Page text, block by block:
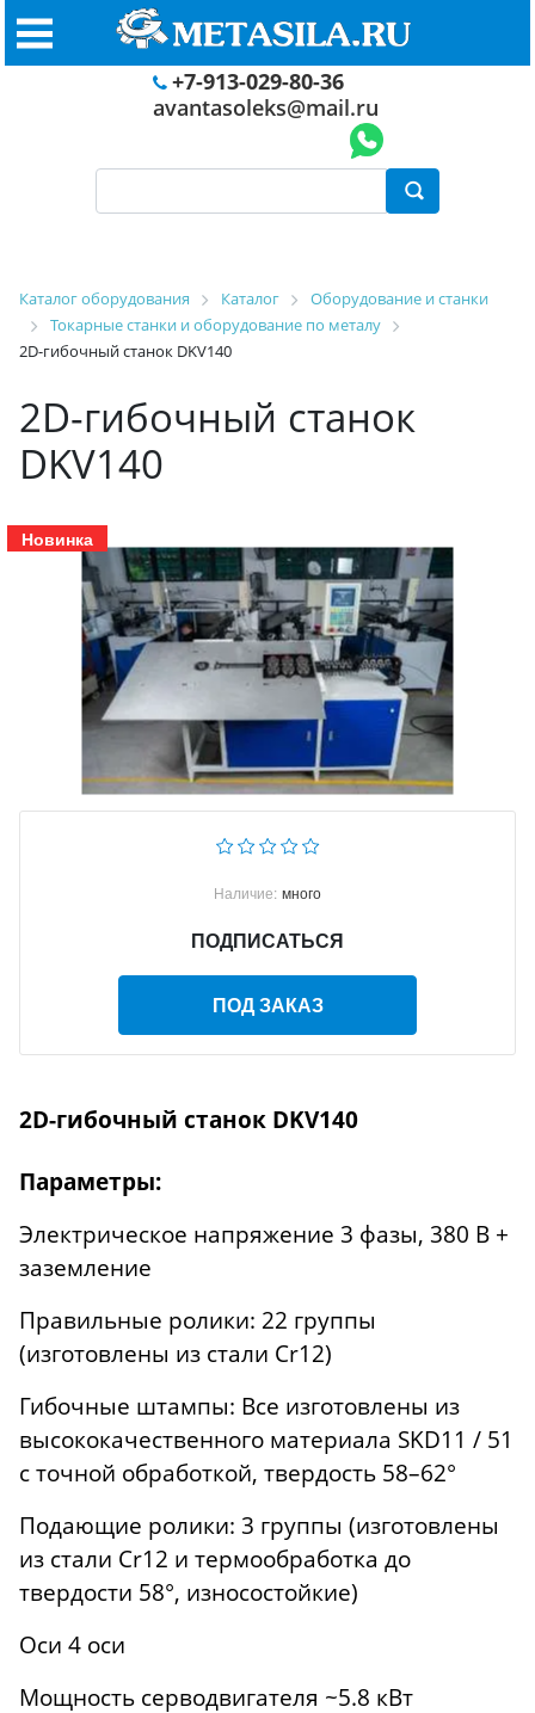
+7-913-029-80-36
avantasoleks@mail.ru
Каталог оборудования Каталог
Оборудование и станки
Токарные станки и оборудование по металу
2D-гибочный станок DKV140
2D-гибочный станок
DKV140
Новинка
Наличие: много
ПОДПИСАТЬСЯ
ПОД ЗАКАЗ
2D-гибочный станок DKV140
Параметры:
Электрическое напряжение 3 фазы, 380 В +
заземление
Правильные ролики: 22 группы
(изготовлены из стали Cr12)
Гибочные штампы: Все изготовлены из
высококачественного материала SKD11 / 51
с точной обработкой, твердость 58–62°
Подающие ролики: 3 группы (изготовлены
из стали Cr12 и термообработка до
твердости 58°, износостойкие)
Оси 4 оси
Мощность серводвигателя ~5.8 кВт